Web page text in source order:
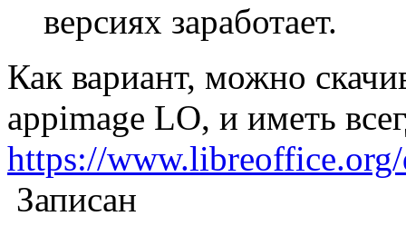
версиях заработает.
Как вариант, можно
appimage LO, и иметь
https://
Записан